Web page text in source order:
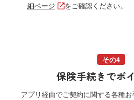
細ページ
をご確認ください。
その4
保険手続きでポ
アプリ経由でご契約に関する各種